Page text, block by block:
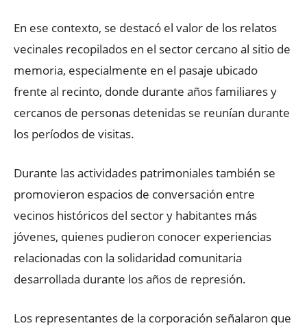
En ese contexto, se destacó el valor de los relatos
vecinales recopilados en el sector cercano al sitio de
memoria, especialmente en el pasaje ubicado
frente al recinto, donde durante años familiares y
cercanos de personas detenidas se reunían durante
los períodos de visitas.
Durante las actividades patrimoniales también se
promovieron espacios de conversación entre
vecinos históricos del sector y habitantes más
jóvenes, quienes pudieron conocer experiencias
relacionadas con la solidaridad comunitaria
desarrollada durante los años de represión.
Los representantes de la corporación señalaron que